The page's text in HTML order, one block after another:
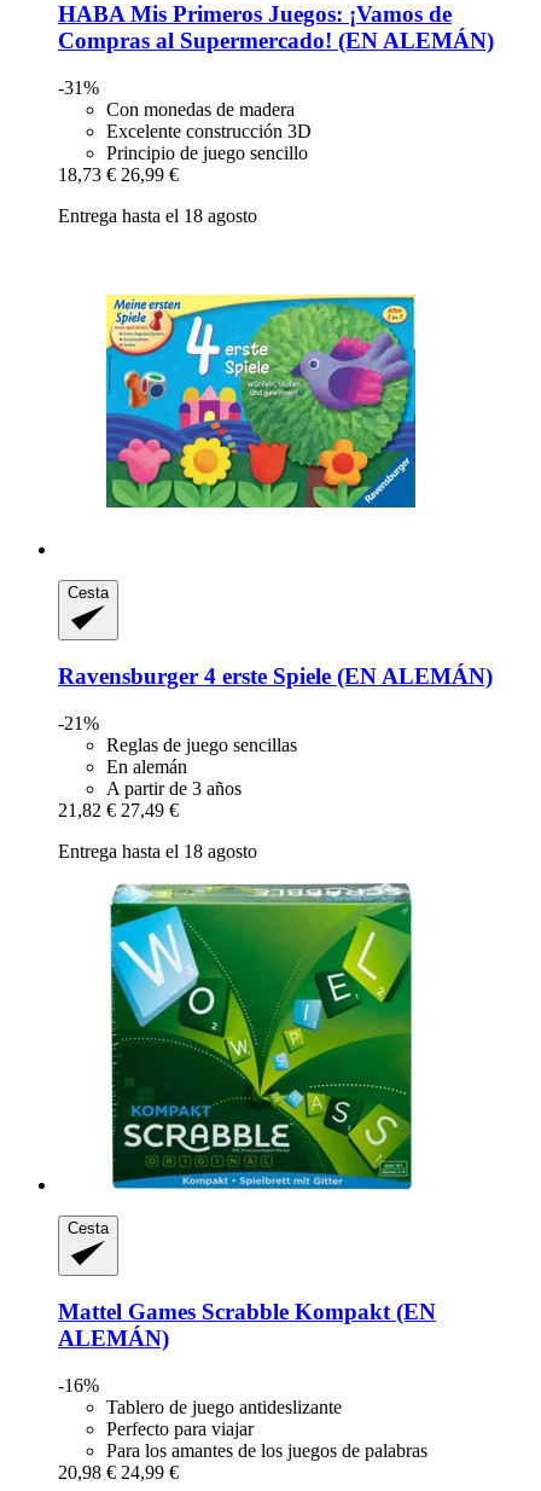
HABA Mis Primeros Juegos: ¡Vamos de
Compras al Supermercado! (EN ALEMÁN)
-31%
Con monedas de madera
Excelente construcción 3D
Principio de juego sencillo
18,73 € 26,99 €
Entrega hasta el 18 agosto
Cesta
Ravensburger 4 erste Spiele (EN ALEMÁN)
-21%
Reglas de juego sencillas
En alemán
A partir de 3 años
21,82 € 27,49 €
Entrega hasta el 18 agosto
Cesta
Mattel Games Scrabble Kompakt (EN
ALEMÁN)
-16%
Tablero de juego antideslizante
Perfecto para viajar
Para los amantes de los juegos de palabras
20,98 € 24,99 €